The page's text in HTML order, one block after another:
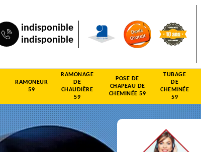
indisponible
indisponible
RAMONEUR
59
RAMONAGE
DE
CHAUDIÈRE
59
POSE DE
CHAPEAU DE
CHEMINÉE 59
TUBAGE
DE
CHEMINÉE
59